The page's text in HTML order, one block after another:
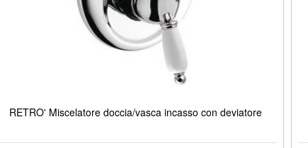
RETRO' Miscelatore doccia/vasca incasso con deviatore